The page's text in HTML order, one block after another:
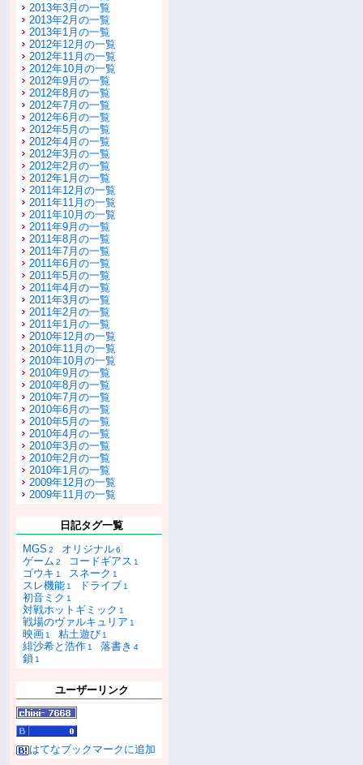
2013年3月の一覧
2013年2月の一覧
2013年1月の一覧
2012年12月の一覧
2012年11月の一覧
2012年10月の一覧
2012年9月の一覧
2012年8月の一覧
2012年7月の一覧
2012年6月の一覧
2012年5月の一覧
2012年4月の一覧
2012年3月の一覧
2012年2月の一覧
2012年1月の一覧
2011年12月の一覧
2011年11月の一覧
2011年10月の一覧
2011年9月の一覧
2011年8月の一覧
2011年7月の一覧
2011年6月の一覧
2011年5月の一覧
2011年4月の一覧
2011年3月の一覧
2011年2月の一覧
2011年1月の一覧
2010年12月の一覧
2010年11月の一覧
2010年10月の一覧
2010年9月の一覧
2010年8月の一覧
2010年7月の一覧
2010年6月の一覧
2010年5月の一覧
2010年4月の一覧
2010年3月の一覧
2010年2月の一覧
2010年1月の一覧
2009年12月の一覧
2009年11月の一覧
日記タグ一覧
MGS 2 オリジナル6
ゲーム 2 コードギアス 1
ゴウキ 1 スネーク 1
スレ機能 1 ドライブ 1
初音ミク 1
対戦ホットギミック 1
戦場のヴァルキュリア 1
映画 1 粘土遊び 1
緋沙希と浩作 1 落書き 4
鎖 1
ユーザーリンク
はてなブックマークに追加